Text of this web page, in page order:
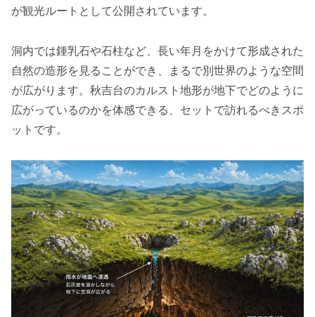
が観光ルートとして公開されています。
洞内では鍾乳石や石柱など、長い年月をかけて形成された
自然の造形を見ることができ、まるで別世界のような空間
が広がります。秋吉台のカルスト地形が地下でどのように
広がっているのかを体感できる、セットで訪れるべきスポ
ットです。